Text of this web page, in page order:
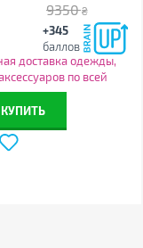
9350 ₴
+345
баллов
доставка одежды,
по всей
КУПИТЬ